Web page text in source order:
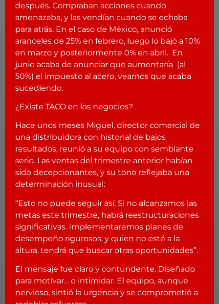
después. Compraban acciones cuando
amenazaba, y las vendían cuando se echaba
para atrás. En el caso de México, anunció
aranceles de 25% en febrero, luego lo bajó a 10%
en marzo y posteriormente 0% en abril. En
junio acaba de anunciar que aumentaría (al
50%) el impuesto al acero, veamos que acaba
sucediendo.
¿Existe TACO en los negocios?
Hace unos meses Miguel, director comercial de
una distribuidora con historial de bajos
resultados, reunió a su equipo con semblante
serio. Las ventas del trimestre anterior habían
sido decepcionantes, y su tono reflejaba una
determinación inusual:
“Esto no puede seguir así. Si no alcanzamos las
metas este trimestre, habrá reestructuraciones
significativas. Implementaremos planes de
desempeño rigurosos, y quien no esté a la
altura, tendrá que buscar otras oportunidades”.
El mensaje fue claro y contundente. Diseñado
para motivar… o intimidar. El equipo, aunque
nervioso, sintió la urgencia y se comprometió a